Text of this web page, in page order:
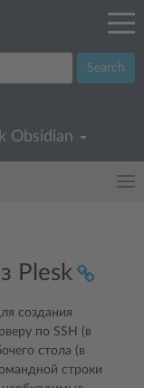
Search
Obsidian
Plesk
создания
по SSH (в
стола (в
строки